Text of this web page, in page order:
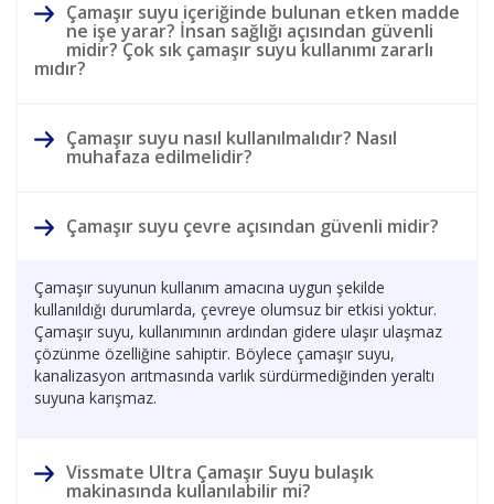
Çamaşır suyu içeriğinde bulunan etken madde
ne işe yarar? İnsan sağlığı açısından güvenli
midir? Çok sık çamaşır suyu kullanımı zararlı
mıdır?
Çamaşır suyu nasıl kullanılmalıdır? Nasıl
muhafaza edilmelidir?
Çamaşır suyu çevre açısından güvenli midir?
Çamaşır suyunun kullanım amacına uygun şekilde
kullanıldığı durumlarda, çevreye olumsuz bir etkisi yoktur.
Çamaşır suyu, kullanımının ardından gidere ulaşır ulaşmaz
çözünme özelliğine sahiptir. Böylece çamaşır suyu,
kanalizasyon arıtmasında varlık sürdürmediğinden yeraltı
suyuna karışmaz.
Vissmate Ultra Çamaşır Suyu bulaşık
makinasında kullanılabilir mi?